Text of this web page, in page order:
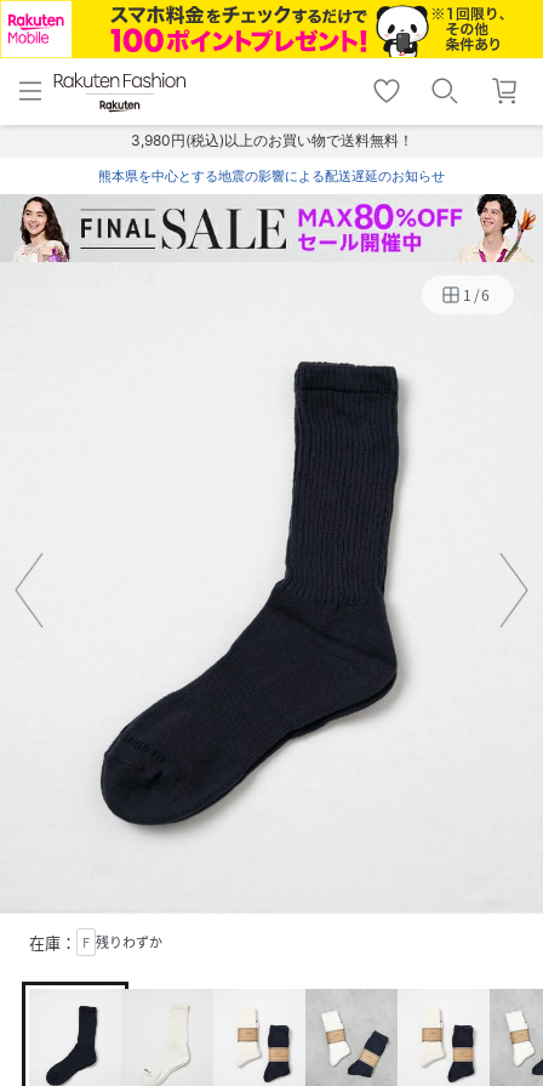
menu home
トップ
shopping_cart lock_outline
ログイン
3,980円(税込)以上のお買い物で送料無料！
熊本県を中心とする地震の影響による配送遅延のお知らせ
1 /6
在庫： F 残りわずか